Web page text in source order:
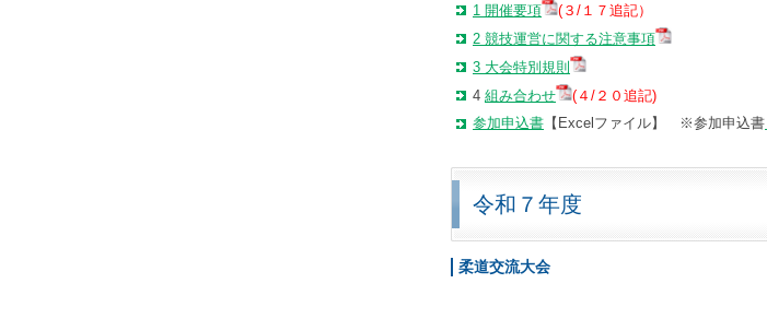
1 開催要項
(３/１７追記）
2 競技運営に関する注意事項
3 大会特別規則
4 組み合わせ (４/２０ 追記)
参加申込書 【Excelファイル】 ※参加申込書
令和７年度
柔道交流大会